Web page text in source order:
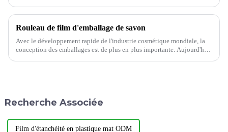
compétences et l'enthousiasme de Zhang Yafei contribueront
Rouleau de film d'emballage de savon
Avec le développement rapide de l'industrie cosmétique mondiale, la
conception des emballages est de plus en plus importante. Aujourd'hui,
Recherche Associée
Film d'étanchéité en plastique mat ODM